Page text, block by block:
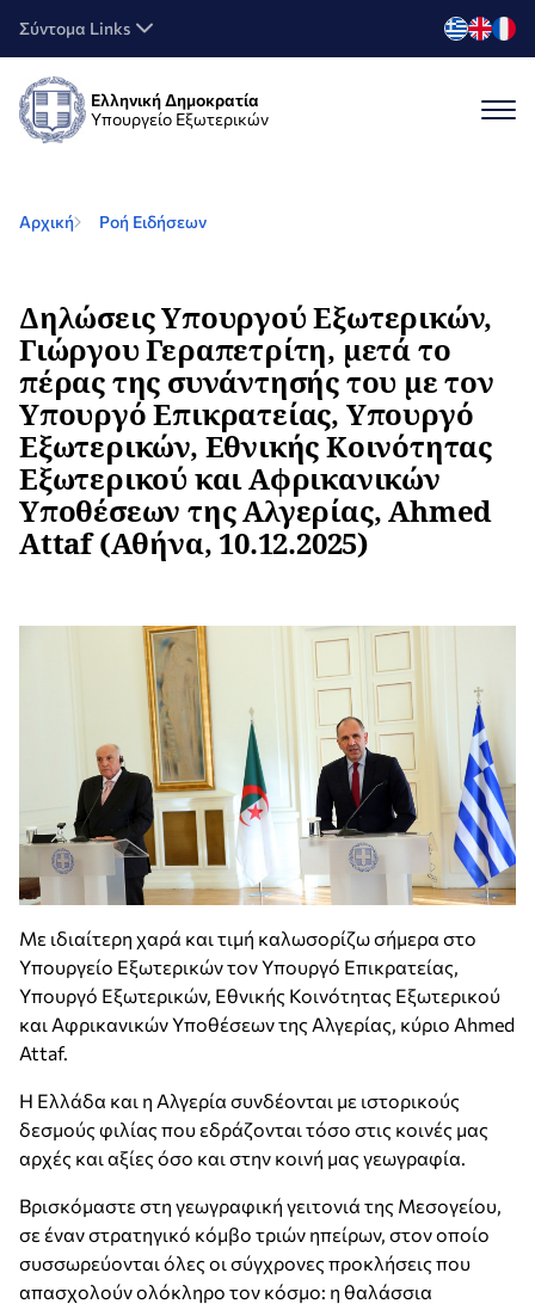
Σύντομα Links
Ελληνική Δημοκρατία
Υπουργείο Εξωτερικών
Αρχική Ροή Ειδήσεων
Δηλώσεις Υπουργού Εξωτερικών,
Γιώργου Γεραπετρίτη, μετά το
πέρας της συνάντησής του με τον
Υπουργό Επικρατείας, Υπουργό
Εξωτερικών, Εθνικής Κοινότητας
Εξωτερικού και Αφρικανικών
Υποθέσεων της Αλγερίας, Ahmed
Attaf (Αθήνα, 10.12.2025)
Με ιδιαίτερη χαρά και τιμή καλωσορίζω σήμερα στο
Υπουργείο Εξωτερικών τον Υπουργό Επικρατείας,
Υπουργό Εξωτερικών, Εθνικής Κοινότητας Εξωτερικού
και Αφρικανικών Υποθέσεων της Αλγερίας, κύριο Ahmed
Attaf.
Η Ελλάδα και η Αλγερία συνδέονται με ιστορικούς
δεσμούς φιλίας που εδράζονται τόσο στις κοινές μας
αρχές και αξίες όσο και στην κοινή μας γεωγραφία.
Βρισκόμαστε στη γεωγραφική γειτονιά της Μεσογείου,
σε έναν στρατηγικό κόμβο τριών ηπείρων, στον οποίο
συσσωρεύονται όλες οι σύγχρονες προκλήσεις που
απασχολούν ολόκληρο τον κόσμο: η θαλάσσια